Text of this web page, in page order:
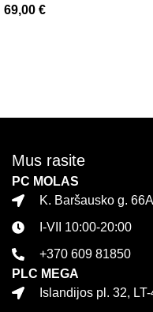
69,00 €
Mus rasite
PC MOLAS
K. Baršausko g.
I-VII 10:00-20:00
+370 609 81850
PLC MEGA
Islandijos pl. 32,